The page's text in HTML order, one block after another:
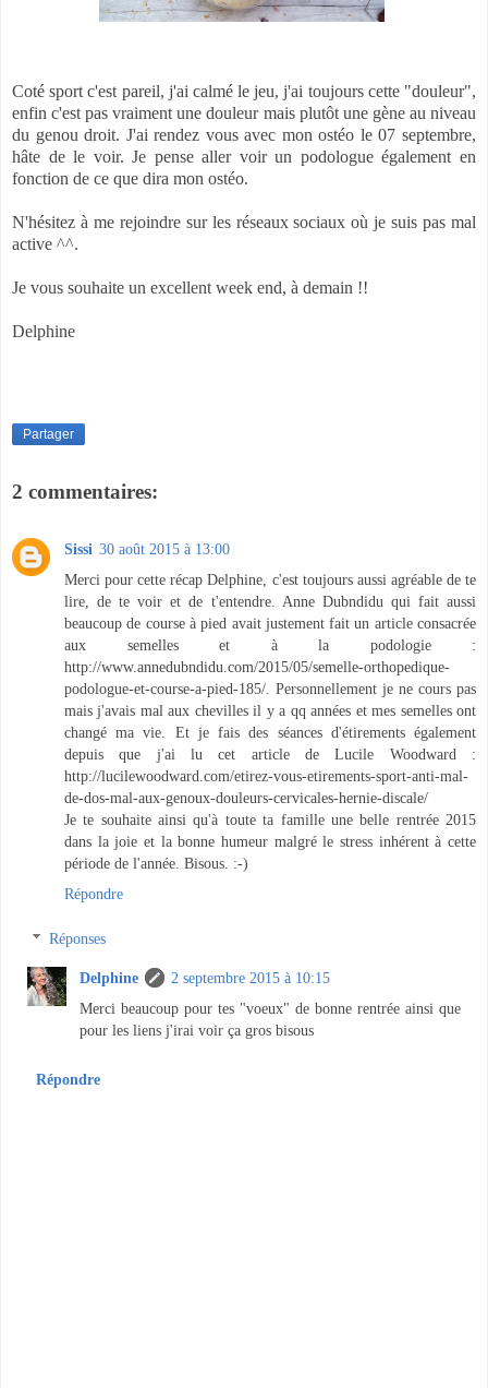
Coté sport c'est pareil, j'ai calmé le jeu, j'ai toujours cette "douleur",
enfin c'est pas vraiment une douleur mais plutôt une gène au niveau
du genou droit. J'ai rendez vous avec mon ostéo le 07 septembre,
hâte de le voir. Je pense aller voir un podologue également en
fonction de ce que dira mon ostéo.
N'hésitez à me rejoindre sur les réseaux sociaux où je suis pas mal
active ^^.
Je vous souhaite un excellent week end, à demain !!
Delphine
Partager
2 commentaires:
Sissi 30 août 2015 à 13:00
Merci pour cette récap Delphine, c'est toujours aussi agréable de te
lire, de te voir et de t'entendre. Anne Dubndidu qui fait aussi
beaucoup de course à pied avait justement fait un article consacrée
aux semelles et à la podologie :
http://www.annedubndidu.com/2015/05/semelle-orthopedique-
podologue-et-course-a-pied-185/. Personnellement je ne cours pas
mais j'avais mal aux chevilles il y a qq années et mes semelles ont
changé ma vie. Et je fais des séances d'étirements également
depuis que j'ai lu cet article de Lucile Woodward :
http://lucilewoodward.com/etirez-vous-etirements-sport-anti-mal-
de-dos-mal-aux-genoux-douleurs-cervicales-hernie-discale/
Je te souhaite ainsi qu'à toute ta famille une belle rentrée 2015
dans la joie et la bonne humeur malgré le stress inhérent à cette
période de l'année. Bisous. :-)
Répondre
Réponses
Delphine
2 septembre 2015 à 10:15
Merci beaucoup pour tes "voeux" de bonne rentrée ainsi que
pour les liens j'irai voir ça gros bisous
Répondre